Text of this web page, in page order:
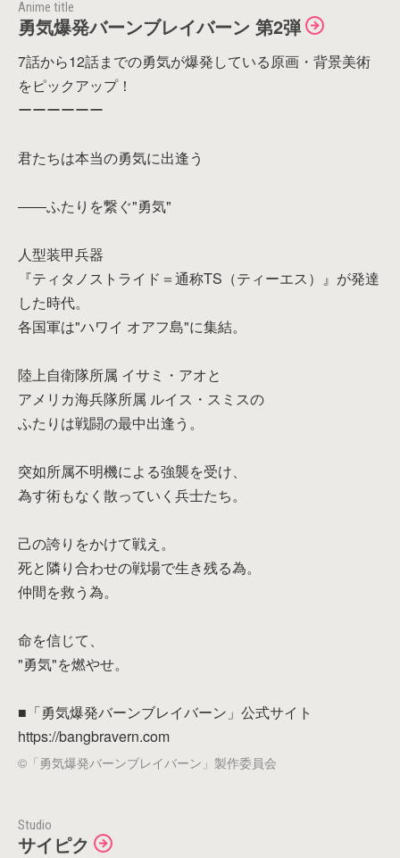
アイテムがありません。
Anime title
勇気爆発バーンブレイバーン 第2弾
7話から12話までの勇気が爆発している原画・背景美術
をピックアップ！
ーーーーーー
君たちは本当の勇気に出逢う
――ふたりを繋ぐ"勇気"
人型装甲兵器
『ティタノストライド＝通称TS（ティーエス）』が発達
した時代。
各国軍は"ハワイ オアフ島"に集結。
陸上自衛隊所属 イサミ・アオと
アメリカ海兵隊所属 ルイス・スミスの
ふたりは戦闘の最中出逢う。
突如所属不明機による強襲を受け、
為す術もなく散っていく兵士たち。
己の誇りをかけて戦え。
死と隣り合わせの戦場で生き残る為。
仲間を救う為。
命を信じて、
"勇気"を燃やせ。
■「勇気爆発バーンブレイバーン」公式サイト
https://bangbravern.com
©「勇気爆発バーンブレイバーン」製作委員会
Studio
サイピク